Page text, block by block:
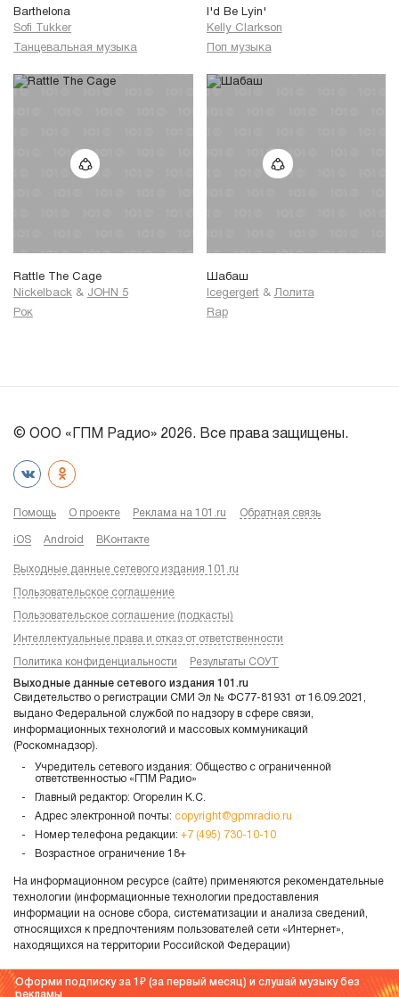
Barthelona
Sofi Tukker
Танцевальная музыка
I'd Be Lyin'
Kelly Clarkson
Поп музыка
Rattle The Cage
Nickelback & JOHN 5
Рок
Шабаш
Icegergert & Лолита
Rap
© ООО «ГПМ Радио» 2026. Все права защищены.
Помощь О проекте Реклама на 101.ru Обратная связь
iOS Android ВКонтакте
Выходные данные сетевого издания 101.ru
Пользовательское соглашение
Пользовательское соглашение (подкасты)
Интеллектуальные права и отказ от ответственности
Политика конфиденциальности Результаты СОУТ
Выходные данные сетевого издания 101.ru
Свидетельство о регистрации СМИ Эл № ФС77-81931 от 16.09.2021,
выдано Федеральной службой по надзору в сфере связи,
информационных технологий и массовых коммуникаций
(Роскомнадзор).
Учредитель сетевого издания: Общество с ограниченной
ответственностью «ГПМ Радио»
Главный редактор: Огорелин К.С.
Адрес электронной почты: copyright@gpmradio.ru
Номер телефона редакции: +7 (495) 730-10-10
Возрастное ограничение 18+
На информационном ресурсе (сайте) применяются рекомендательные
технологии (информационные технологии предоставления
информации на основе сбора, систематизации и анализа сведений,
относящихся к предпочтениям пользователей сети «Интернет»,
находящихся на территории Российской Федерации)
Оформи подписку за 1
(за первый месяц) и слушай музыку без
рекламы